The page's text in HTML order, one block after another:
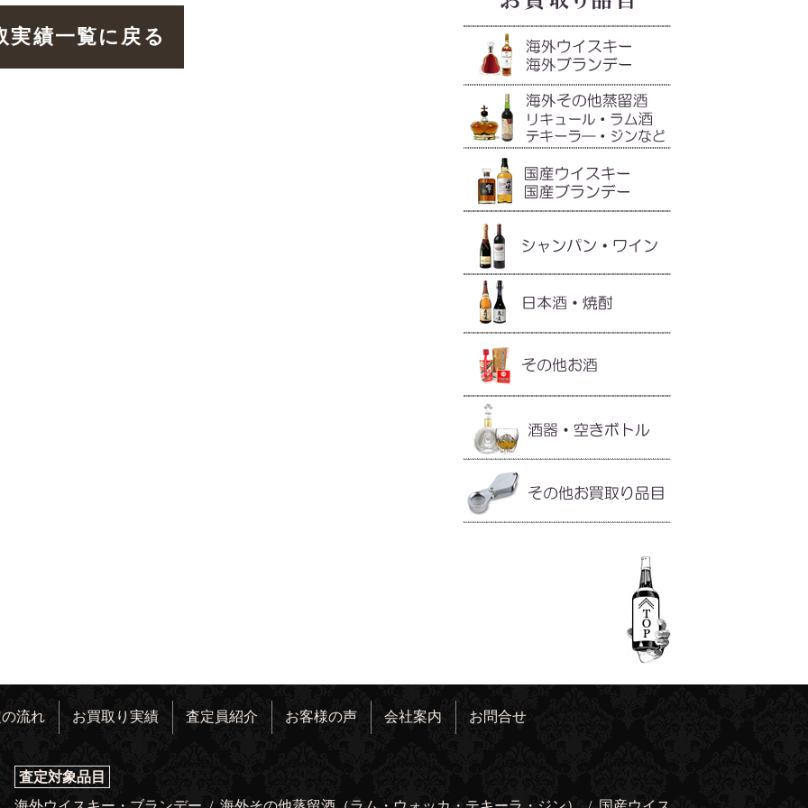
実績一覧に戻る
流れ お買取り実績 査定員紹介 お客様の声 会社案内 お問合せ
査定対象品目